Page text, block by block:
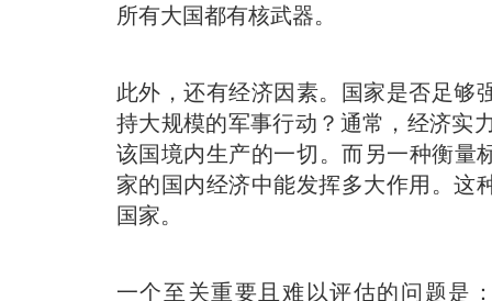
所有大国都有核武器。
此外，还有经济因素。 国家是否足够
持大规模的军事行动？通常，经济实
该国境内生产的一切。而另一种衡
家的国内经济中能发挥多大作用。这
国家。
一个至关重要且难以评估的问题是